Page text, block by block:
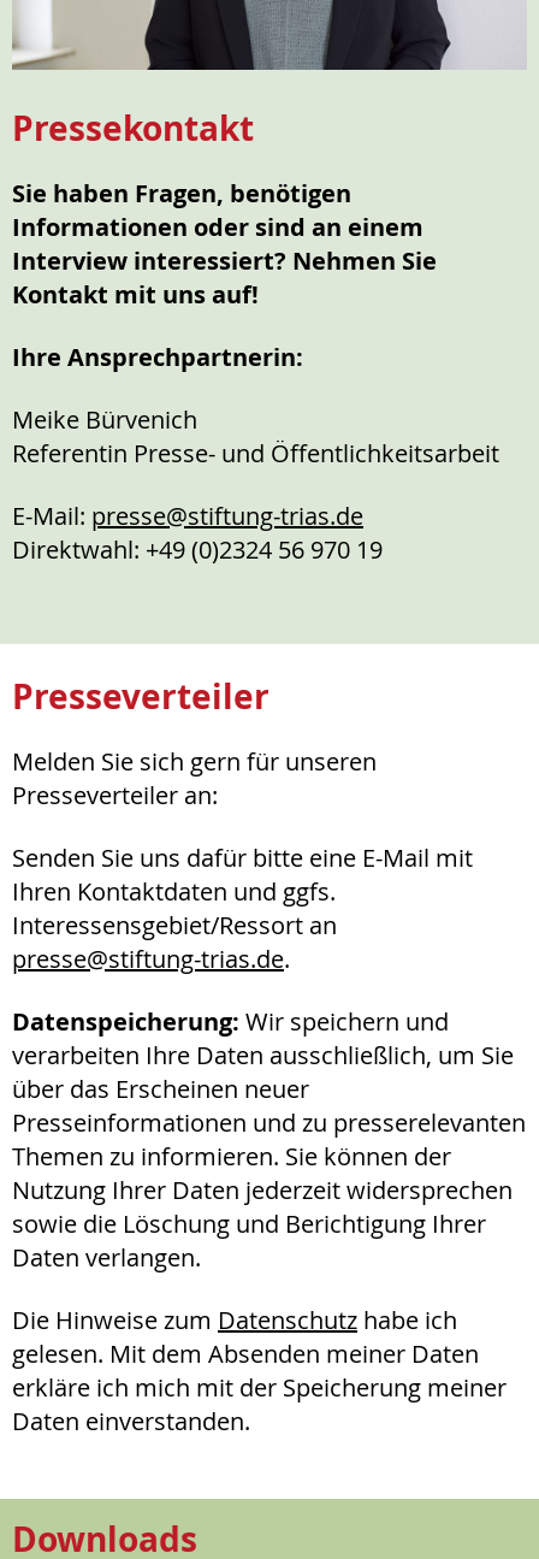
Pressekontakt
Sie haben Fragen, benötigen
Informationen oder sind an einem
Interview interessiert? Nehmen Sie
Kontakt mit uns auf!
Ihre Ansprechpartnerin:
Meike Bürvenich
Referentin Presse- und Öffentlichkeitsarbeit
E-Mail: presse@stiftung-trias.de
Direktwahl: +49 (0)2324 56 970 19
Presseverteiler
Melden Sie sich gern für unseren
Presseverteiler an:
Senden Sie uns dafür bitte eine E-Mail mit
Ihren Kontaktdaten und ggfs.
Interessensgebiet/Ressort an
presse@stiftung-trias.de.
Datenspeicherung: Wir speichern und
verarbeiten Ihre Daten ausschließlich, um Sie
über das Erscheinen neuer
Presseinformationen und zu presserelevanten
Themen zu informieren. Sie können der
Nutzung Ihrer Daten jederzeit widersprechen
sowie die Löschung und Berichtigung Ihrer
Daten verlangen.
Die Hinweise zum Datenschutz habe ich
gelesen. Mit dem Absenden meiner Daten
erkläre ich mich mit der Speicherung meiner
Daten einverstanden.
Downloads